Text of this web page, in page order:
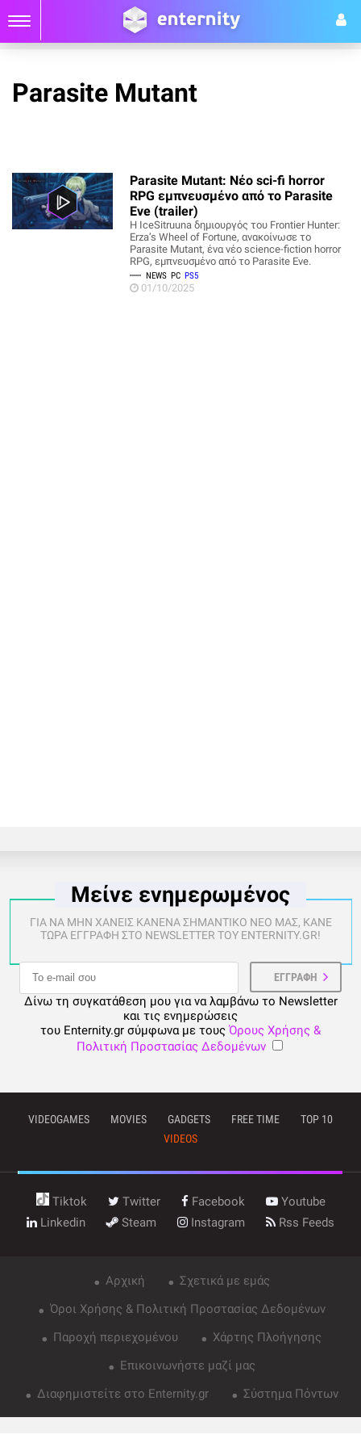
Parasite Mutant
Parasite Mutant: Νέο sci-fi horror
RPG εμπνευσμένο από το Parasite
Eve (trailer)
Η IceSitruuna δημιουργός του Frontier Hunter:
Erza’s Wheel of Fortune, ανακοίνωσε το
Parasite Mutant, ένα νέο science-fiction horror
RPG, εμπνευσμένο από το Parasite Eve.
NEWS PC PS5
01/10/2025
Μείνε ενημερωμένος
ΓΙΑ ΝΑ ΜΗΝ ΧΑΝΕΙΣ ΚΑΝΕΝΑ ΣΗΜΑΝΤΙΚΟ ΝΕΟ ΜΑΣ, ΚΑΝΕ
ΤΩΡΑ ΕΓΓΡΑΦΗ ΣΤΟ NEWSLETTER ΤΟΥ ENTERNITY.GR!
Δίνω τη συγκατάθεση μου για να λαμβάνω το Newsletter
και τις ενημερώσεις
του Enternity.gr σύμφωνα με τους Όρους Χρήσης &
Πολιτική Προστασίας Δεδομένων
VIDEOGAMES MOVIES GADGETS FREE TIME
TOP 10
VIDEOS
Tiktok Twitter Facebook
Youtube
Linkedin
Steam Instagram Rss Feeds
Αρχική
Σχετικά με εμάς
Όροι Χρήσης & Πολιτική Προστασίας Δεδομένων
Παροχή περιεχομένου
Χάρτης Πλοήγησης
Επικοινωνήστε μαζί μας
Διαφημιστείτε στο Enternity.gr
Σύστημα Πόντων